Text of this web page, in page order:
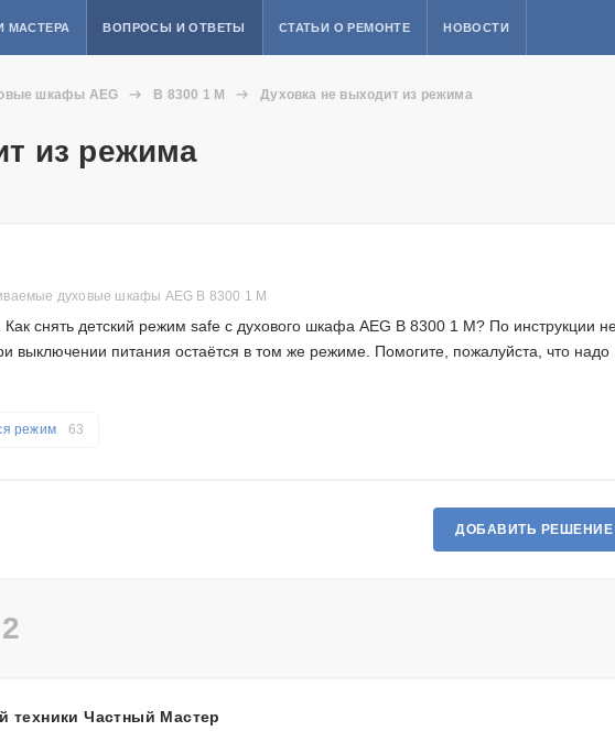
МАСТЕРА ВОПРОСЫ И ОТВЕТЫ СТАТЬИ О РЕМОНТЕ НОВОСТИ
шкафы AEG B 8300 1 M Духовка не выходит из режима
из режима
духовые шкафы AEG B 8300 1 M
снять детский режим safe с духового шкафа AEG B 8300 1 M? По инструкции
выключении питания остаётся в том же режиме. Помогите, пожалуйста, что надо
режим 63
ДОБАВИТЬ РЕШЕНИЕ
2
техники Частный Мастер